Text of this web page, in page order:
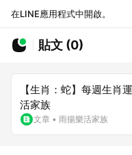
在LINE應用程式中開啟。
貼文 (0)
【生肖：蛇】每週生
活家族
文章 • 雨揚樂活家族